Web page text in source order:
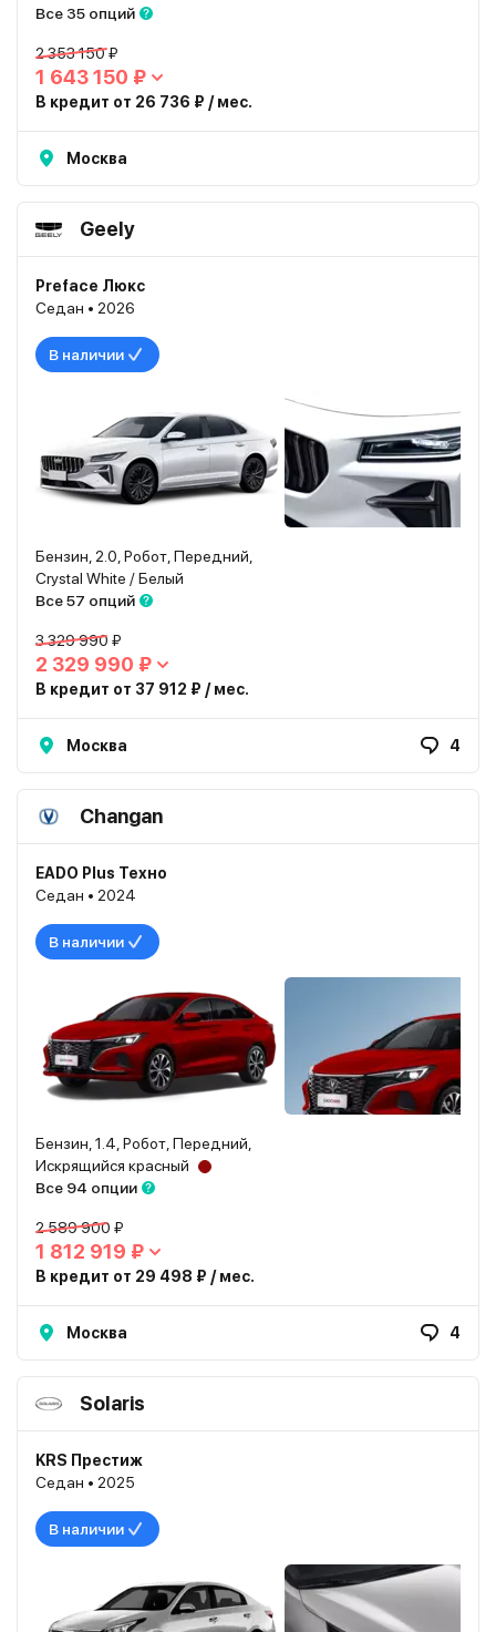
Все 35 опций
2 353 150 ₽
1 643 150 ₽
В кредит от 26 736 ₽ / мес.
Москва
Geely
Preface Люкс
Седан • 2026
В наличии
Бензин, 2.0, Робот, Передний,
Crystal White / Белый
Все 57 опций
3 329 990 ₽
2 329 990 ₽
В кредит от 37 912 ₽ / мес.
Москва 4
Changan
EADO Plus Техно
Седан • 2024
В наличии
Бензин, 1.4, Робот, Передний,
Искрящийся красный
Все 94 опции
2 589 900 ₽
1 812 919 ₽
В кредит от 29 498 ₽ / мес.
Москва 4
Solaris
KRS Престиж
Седан • 2025
В наличии